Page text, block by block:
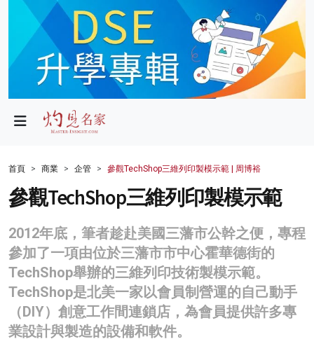
政局
財經
生活
商業
科技
影片
名家榜
首頁 商業 企管 參觀TechShop三維列印製模示範 | 周博裕
參觀TechShop三維列印製模示範
2012年底，筆者趁赴美國三藩市公幹之便，專程
參加了一項由位於三藩市市中心霍華德街的
TechShop舉辦的三維列印技術製模示範。
TechShop是北美一家以會員制營運的自己動手
（DIY）創意工作間連鎖店，為會員提供許多專
業設計與製造的設備和軟件。